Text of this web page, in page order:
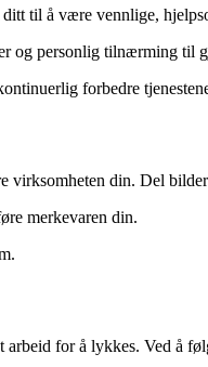
til å være vennlige,
og personlig tilnærming til
forbedre
din. Del
merkevaren din.
for å lykkes. Ved å